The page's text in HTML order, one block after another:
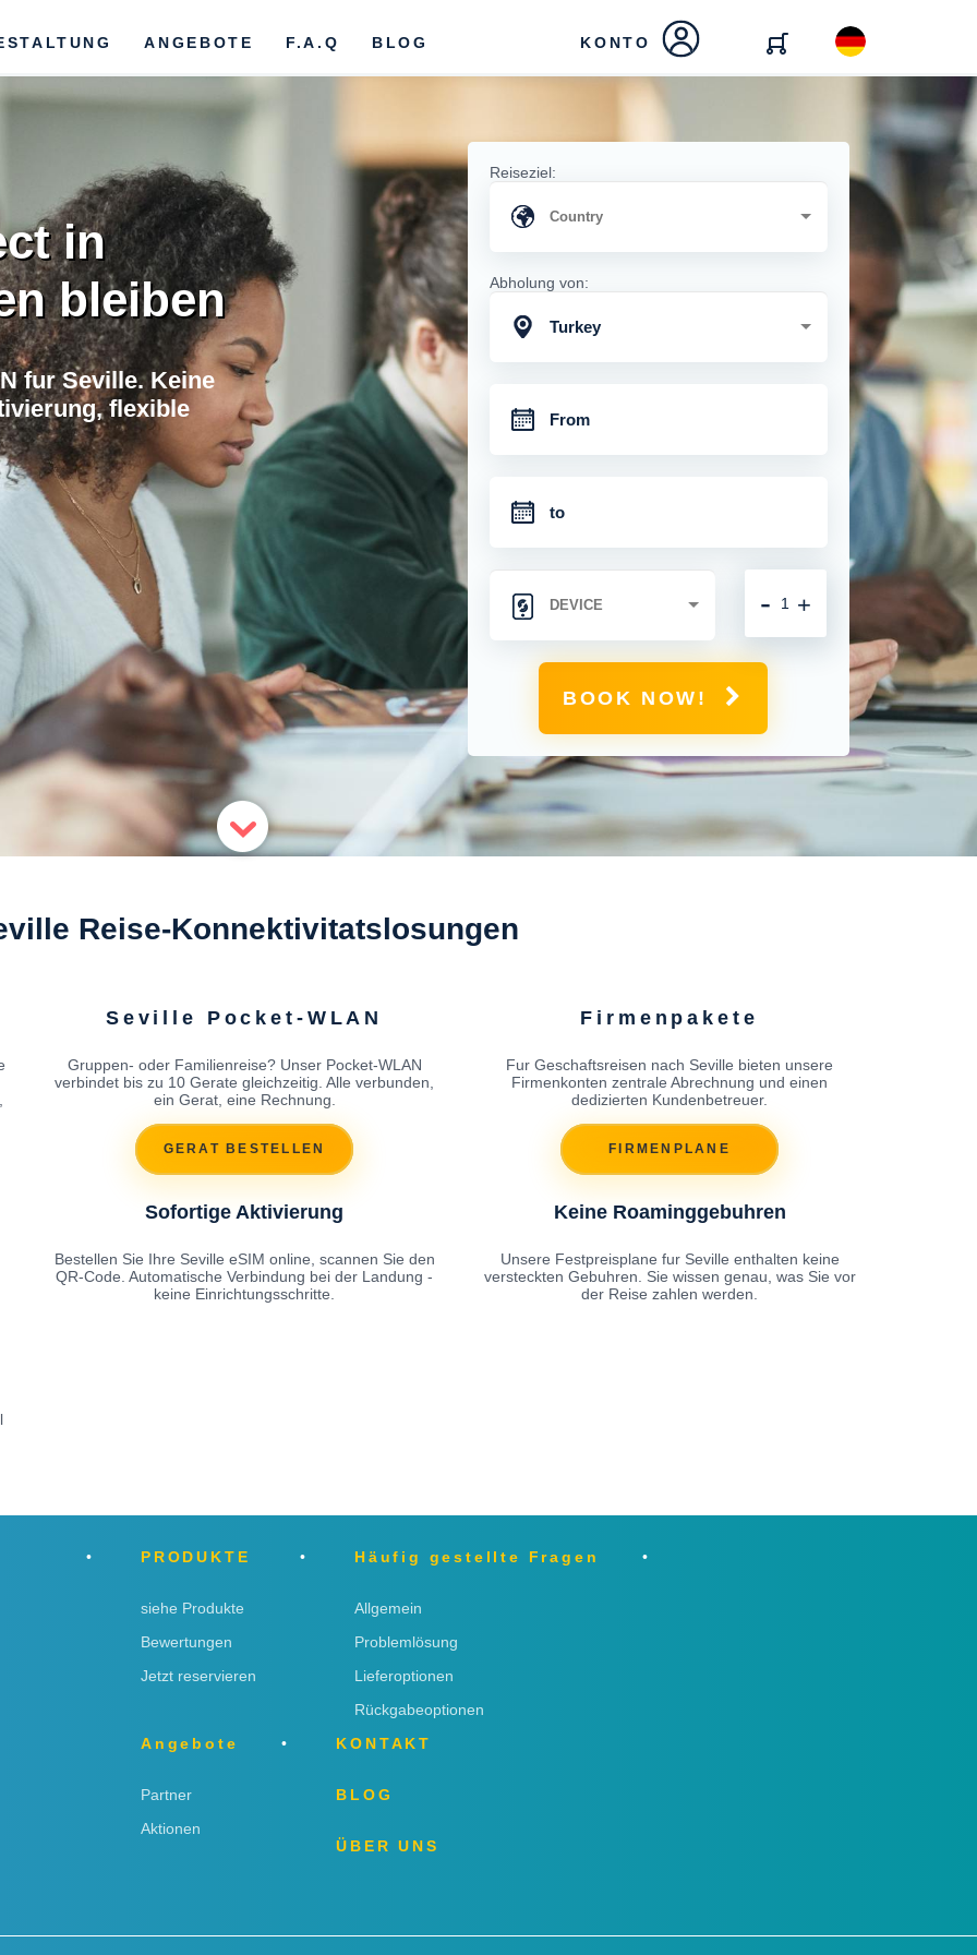
ANGEBOTE F.A.Q BLOG KONTO
in
bleiben
fur Seville. Keine
flexible
Reiseziel:
Abholung von:
Turkey
+
-
BOOK NOW!
Reise-Konnektivitatslosungen
Seville Pocket-WLAN
Gruppen- oder Familienreise? Unser Pocket-WLAN
verbindet bis zu 10 Gerate gleichzeitig. Alle verbunden,
ein Gerat, eine Rechnung.
GERAT BESTELLEN
Firmenpakete
Fur Geschaftsreisen nach Seville bieten unsere
Firmenkonten zentrale Abrechnung und einen
dedizierten Kundenbetreuer.
FIRMENPLANE
Sofortige Aktivierung
Bestellen Sie Ihre Seville eSIM online, scannen Sie den
QR-Code. Automatische Verbindung bei der Landung -
keine Einrichtungsschritte.
Keine Roaminggebuhren
Unsere Festpreisplane fur Seville enthalten keine
versteckten Gebuhren. Sie wissen genau, was Sie vor
der Reise zahlen werden.
PRODUKTE
siehe Produkte
Bewertungen
Jetzt reservieren
Häufig gestellte Fragen
Allgemein
Problemlösung
Lieferoptionen
Rückgabeoptionen
Angebote
Partner
Aktionen
KONTAKT
BLOG
ÜBER UNS